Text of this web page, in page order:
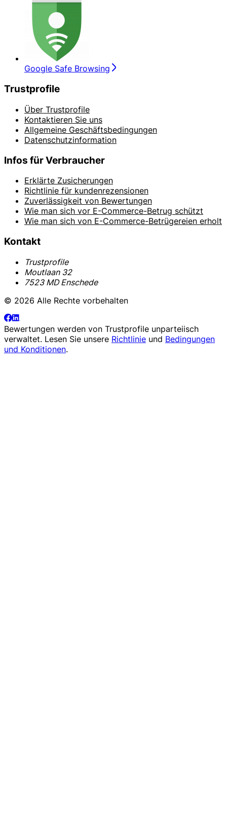
Google Safe Browsing
Trustprofile
Über Trustprofile
Kontaktieren Sie uns
Allgemeine Geschäftsbedingungen
Datenschutzinformation
Infos für Verbraucher
Erklärte Zusicherungen
Richtlinie für kundenrezensionen
Zuverlässigkeit von Bewertungen
Wie man sich vor E-Commerce-Betrug schützt
Wie man sich von E-Commerce-Betrügereien erholt
Kontakt
Trustprofile
Moutlaan 32
7523 MD Enschede
© 2026 Alle Rechte vorbehalten
Bewertungen werden von Trustprofile unparteiisch
verwaltet. Lesen Sie unsere Richtlinie und Bedingungen
und Konditionen.